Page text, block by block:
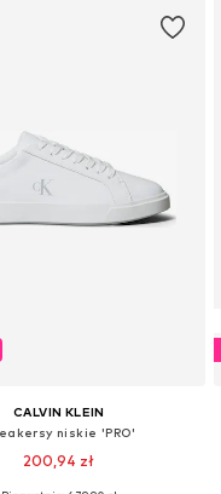
CALVIN KLEIN
niskie 'PRO'
200,94 zł